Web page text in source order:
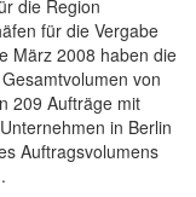
die Region
für die Vergabe
März 2008 haben die
von
209 Aufträge mit
in Berlin
Auftragsvolumens